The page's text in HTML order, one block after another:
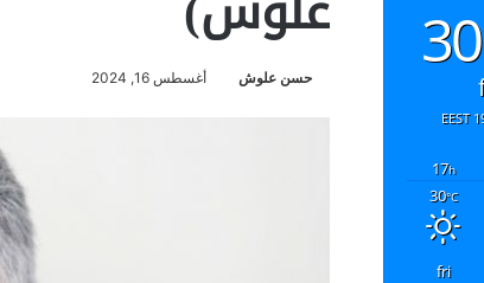
حسن علوش أغسطس 16, 2024
17h
30°C
fri